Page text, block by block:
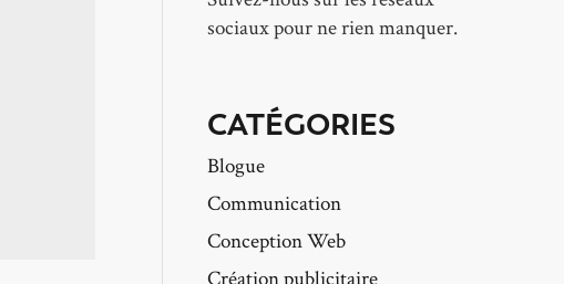
sociaux pour ne rien manquer.
CATÉGORIES
Blogue
Communication
Conception Web